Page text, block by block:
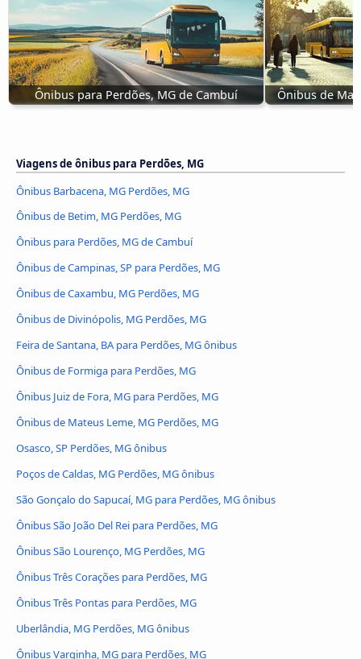
Ônibus para Perdões, MG de Cambuí Ônibus de
Viagens de ônibus para Perdões, MG
Ônibus Barbacena, MG Perdões, MG
Ônibus de Betim, MG Perdões, MG
Ônibus para Perdões, MG de Cambuí
Ônibus de Campinas, SP para Perdões, MG
Ônibus de Caxambu, MG Perdões, MG
Ônibus de Divinópolis, MG Perdões, MG
Feira de Santana, BA para Perdões, MG ônibus
Ônibus de Formiga para Perdões, MG
Ônibus Juiz de Fora, MG para Perdões, MG
Ônibus de Mateus Leme, MG Perdões, MG
Osasco, SP Perdões, MG ônibus
Poços de Caldas, MG Perdões, MG ônibus
São Gonçalo do Sapucaí, MG para Perdões, MG ônibus
Ônibus São João Del Rei para Perdões, MG
Ônibus São Lourenço, MG Perdões, MG
Ônibus Três Corações para Perdões, MG
Ônibus Três Pontas para Perdões, MG
Uberlândia, MG Perdões, MG ônibus
Ônibus Varginha, MG para Perdões, MG